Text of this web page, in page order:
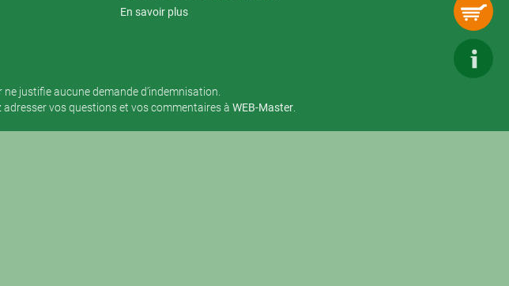
En savoir plus
justifie aucune demande d’indemnisation.
vos questions et vos commentaires à WEB-Master.